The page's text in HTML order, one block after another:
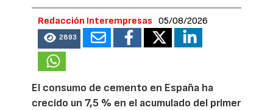
Redacción Interempresas 05/08/2026
2893
El consumo de cemento en España ha
crecido un 7,5 % en el acumulado del primer